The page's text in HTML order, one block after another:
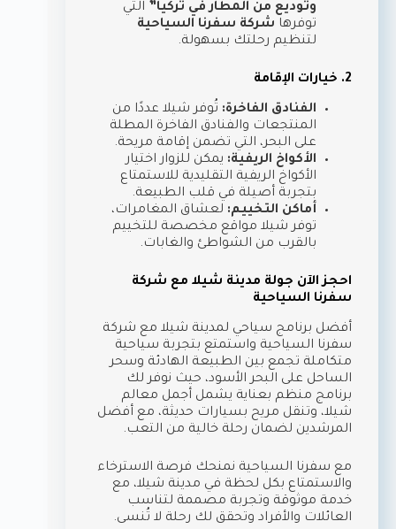
وتوديع من المطار في تركيا” التي
توفرها شركة سفرنا السياحية
لتنظيم رحلتك بسهولة.
2. خيارات الإقامة
الفنادق الفاخرة: تُوفر شيلا عددًا من
المنتجعات والفنادق الفاخرة المطلة
على البحر، التي تضمن إقامة مريحة.
الأكواخ الريفية: يمكن للزوار اختيار
الأكواخ الريفية التقليدية للاستمتاع
بتجربة أصيلة في قلب الطبيعة.
أماكن التخييم: لعشاق المغامرات،
توفر شيلا مواقع مخصصة للتخييم
بالقرب من الشواطئ والغابات.
احجز الآن جولة مدينة شيلا مع شركة
سفرنا السياحية
أفضل برنامج سياحي لمدينة شيلا مع شركة
سفرنا السياحية واستمتع بتجربة سياحية
متكاملة تجمع بين الطبيعة الهادئة وسحر
الساحل على البحر الأسود، حيث نوفر لك
برنامج منظم بعناية يشمل أجمل معالم
شيلا، وتنقل مريح بسيارات حديثة، مع أفضل
المرشدين لضمان رحلة خالية من التعب.
مع سفرنا السياحية نمنحك فرصة الاسترخاء
والاستمتاع بكل لحظة في مدينة شيلا، مع
خدمة موثوقة وتجربة مصممة لتناسب
العائلات والأفراد وتحقق لك رحلة لا تُنسى.